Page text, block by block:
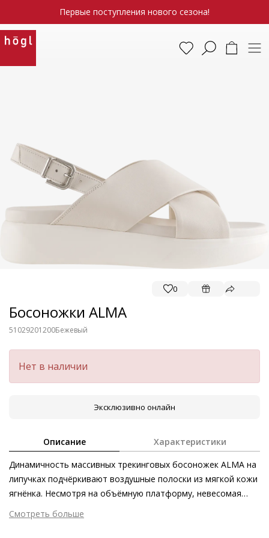
Первые поступления нового сезона!
0
Босоножки ALMA
51029201200Бежевый
Нет в наличии
Эксклюзивно онлайн
Описание Характеристики
Динамичность массивных трекинговых босоножек ALMA на
липучках подчёркивают воздушные полоски из мягкой кожи
ягнёнка. Несмотря на объёмную платформу, невесомая
модель великолепно дополнит повседневные образы в
стиле casual и выступит элегантным контрастом к летним
Смотреть больше